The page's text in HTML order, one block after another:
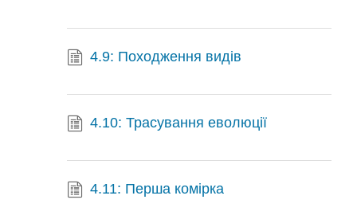
4.9: Походження видів
4.10: Трасування еволюції
4.11: Перша комірка